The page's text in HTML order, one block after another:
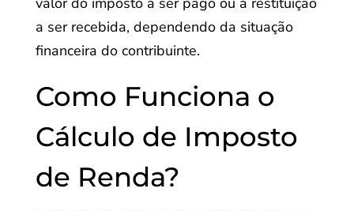
a ser recebida, dependendo da situação
financeira do contribuinte.
Como Funciona o
Cálculo de Imposto
de Renda?